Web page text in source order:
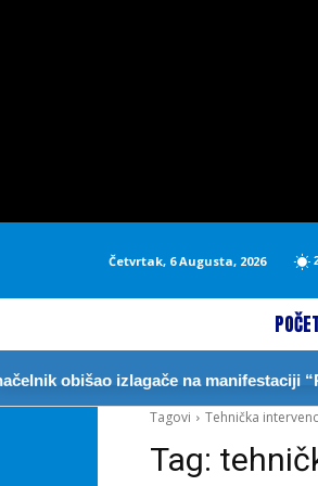
Četvrtak, 6 Augusta, 2026
obišao izlagače na manifestaciji
Tagovi
Tehnička
Tag: